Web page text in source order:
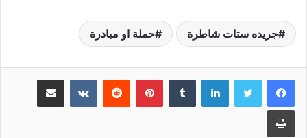
جريده ستات شاطرة حملة او مبادرة
لينكدإن بينتيريست